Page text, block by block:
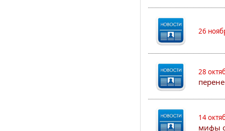
26
28
14
мифы